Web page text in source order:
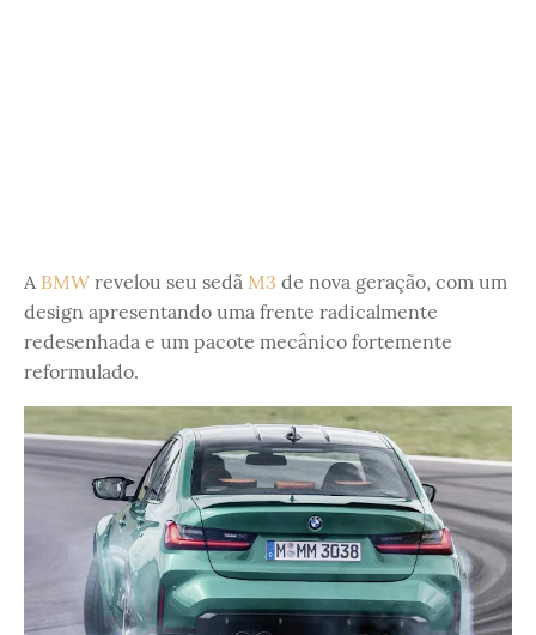
A BMW revelou seu sedã M3 de nova geração, com um
design apresentando uma frente radicalmente
redesenhada e um pacote mecânico fortemente
reformulado.